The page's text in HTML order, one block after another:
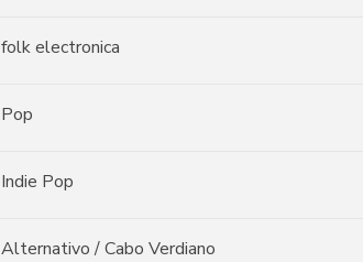
folk electronica
Pop
Indie Pop
Alternativo / Cabo Verdiano